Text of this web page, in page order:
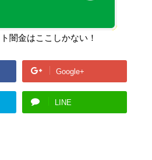
闇金はここしかない！
Google+
LINE